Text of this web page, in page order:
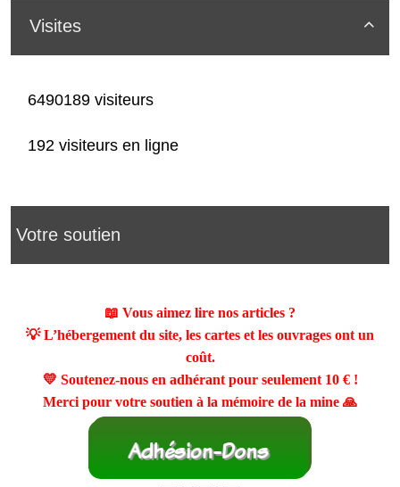

Visites
6490189 visiteurs
192 visiteurs en ligne
Votre soutien
📖 Vous aimez lire nos articles ?
💡 L’hébergement du site, les cartes et les ouvrages ont un
coût.
💛 Soutenez-nous en adhérant pour seulement 10 €!
Merci pour votre soutien à la mémoire de la mine 🙏